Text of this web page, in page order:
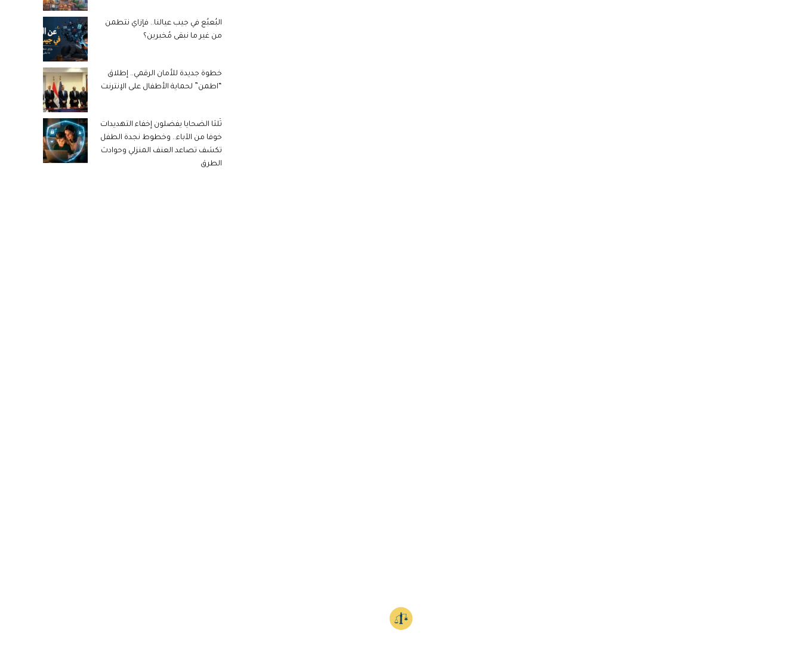
البُعبُع في جيب عيالنا.. فإزاي نتطمن
من غير ما نبقى مُخبرين؟
خطوة جديدة للأمان الرقمي.. إطلاق
“اطمن” لحماية الأطفال على الإنترنت
ثُلثا الضحايا يفضلون إخفاء التهديدات
خوفا من الآباء.. وخطوط نجدة الطفل
تكشف تصاعد العنف المنزلي وحوادث
الطرق